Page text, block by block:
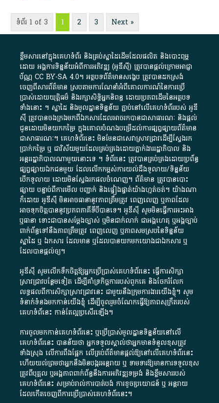
ទំព័រ 1 of 3 1 2 3 Next »
ខ្លឹមសារ​នៅ​ក្នុង​គេហទំព័រ និង​គ្រប់​ស្នា​ដៃ​ដើម​ដែល​ផលិត​ និង​បោះពុម្ព​
ដោយ​ អង្គការ​ទិន្នន័យ​អំពី​ការអភិវឌ្ឍ​​ (អូ​ឌី​ស៊ី)​ ត្រូវ​បាន​ផ្តល់​ក្រោម​អាជ្ញា
ប័ណ្ណ​CC BY-SA 4.0។​ អត្ថបទ​ព័ត៌មាន​សង្ខេប​ ត្រូវ​បាន​ដកស្រង់​
ចេញពី​សារព័ត៌មាន ស្របតាមការ​ណែនាំ​អំពី​គោលការណ៍​នៃ​ការ​ប្រើ
ប្រាស់​ដោយ​យុត្តិធម៌​ និង​រក្សាសិទ្ធិអ្នកនិពន្ធ ដោយ​ប្រភពដើម​នៃ​​អត្ថបទ
ទាំង​នោះ​ ។​ ស្នាដៃ​ និង​មូលដ្ឋាន​ទិន្នន័យ ​ភ្ជាប់​នៅ​លើ​គេហទំព័រ​របស់​ អូ​ឌី​
ស៊ី​ ត្រូវ​បាន​ចងក្រង​មក​ពី​ឯកសារ​ដែល​អាច​រក​បានជា​សាធារណៈ​ និង​ផ្តល់​
ជូន​ដោយ​មិន​យក​កម្រៃ​ ក្នុង​គោលបំណង​បម្រើ​ដល់ការ​ផ្សព្វផ្សាយ​ព័ត៌មាន​
ជា​សាធារណៈ​។​ គេហទំព័រ​នេះ​ មិនមែន​ជា​សេវា​ស្រាវជ្រាវ​ដើម្បី​ស្វែងរក
ប្រាក់​កម្រៃ​ ឬ​ ជា​វិស័យ​មួយ​ដែល​គ្រប់គ្រង​ដោយ​ភ្នាក់ងារ​រដ្ឋាភិបាល​ និង ​
អន្តររដ្ឋាភិបាល​ណាមួយ​នោះ​ទេ ​។​ ទំព័រ​នេះ​ ត្រូវ​បាន​គ្រប់គ្រង​ដោយ​ប្រព័ន្ធ​
ផ្សព្វផ្សាយ​ឯកជន​មួយ​ ដែល​លើកកម្ពស់​ការ​យល់​ដឹង​ទូលាយ​/​ទិន្នន័យ​
បើក​ទូលាយ​ ដោយ​មិនស្វែង​រក​ផល​ចំណេញ​។​ ព័ត៌មាន​ ត្រូវ​បាន​បោះ
ផ្សាយ​ បន្ទាប់​ពី​ការ​មើល​ បញ្ជាក់​ និង​ផ្ទៀងផ្ទាត់​យ៉ាង​ហ្មត់ចត់​។​ យ៉ាងណា​
ក៏​ដោយ​ អូ​ឌី​ស៊ី​ មិន​អាច​ធានា​នូវ​ភាព​ត្រឹមត្រូវ​ ពេញលេញ​ ឬ​ភាព​ដែល​
អាច​ទុកចិត្ត​បាននូវ​ប្រភព​ភាគី​ទី​បី​បាន​ទេ​។​ អូ​ឌី​ស៊ី​ សូម​មិន​ធ្វើការ​អះអាង​
ឬ​ធានា​ ទោះជា​បាន​សម្តែង​ច្បាស់​ ឬ​មិន​ជាក់លាក់​ ជា​អង្គហេតុ​ ឬ​អង្គច្បាប់​
ពាក់ព័ន្ធ​ទៅ​នឹង​ភាព​ត្រឹមត្រូវ​ ពេញលេញ​ ឬ​ភាព​សម​ស្រប​នៃ​ទិន្នន័យ​
ស្នាដៃ​ ឬ​ ឯកសារ​ ដែល​មាន​ ឬ​ដែល​បាន​យក​មក​យោង​ជា​ឯកសារ​ ឬ​
ដែល​បាន​ផ្តល់​ឲ្យ​។
អូឌីស៊ី សូមលើកទឹកចិត្តឱ្យអ្នកប្រើប្រាស់គេហទំព័រនេះ ធ្វើការសិក្សា
ស្រាវជ្រាវបន្ថែមទៀត ដើម្បីគាំទ្រកិច្ចការ​របស់ពួកគេ និងចែករំលែក
លទ្ធផលពីការសិក្សាស្រាវជ្រាវនេះ ជាមួយនឹងក្រុមការងារយើងខ្ញុំ។ សូម
ទំនាក់ទំនងមកកាន់យើងខ្ញុំ ដើម្បីចូលរួមចំណែកធ្វើឱ្យភាពសុក្រឹតរបស់
គេហទំព័នេះ កាន់តែល្អប្រសើរឡើង។
ការចូលមកកាន់គេហទំព័រនេះ ឬប្រើប្រាស់មូលដ្ឋានទិន្នន័យនៅលើ
គេហទំព័រនេះ បានន័យថា អ្នកទទួលស្គាល់ថាអ្នកមានទំនួលខុសត្រូវ
ទាំងស្រុង លើការពឹងផ្អែក លើគ្រប់ព័ត៌មានផ្តល់ឱ្យនៅលើគេហទំព័រនេះ
ហើយយល់ព្រមថាអ្នកនឹងមិនបង្ករអន្តរាយ ឬ ទាមទារ​ឱ្យមានការទទួលខុស​
ត្រូវពីបុគ្គល ឬអង្គភាពពាក់ព័ន្ធនឹងការអភិវឌ្ឍទម្រង់ និងខ្លឹមសាររបស់
គេហទំព័រនេះ សម្រាប់រាល់ការបាត់បង់ ការខូចប្រយោជន៍ ឬ អន្តរាយ
ដែលកើតចេញពីការប្រើប្រាស់គេហទំព័រនេះ។